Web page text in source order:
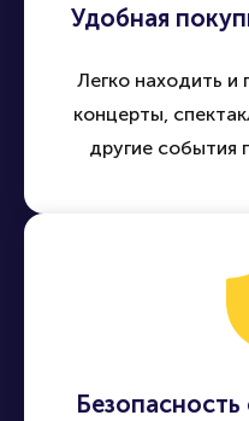
Удобная
Легко находить и
концерты,
другие события
Безопасность